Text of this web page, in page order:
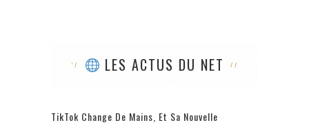
LES ACTUS DU NET
TikTok Change De Mains, Et Sa Nouvelle